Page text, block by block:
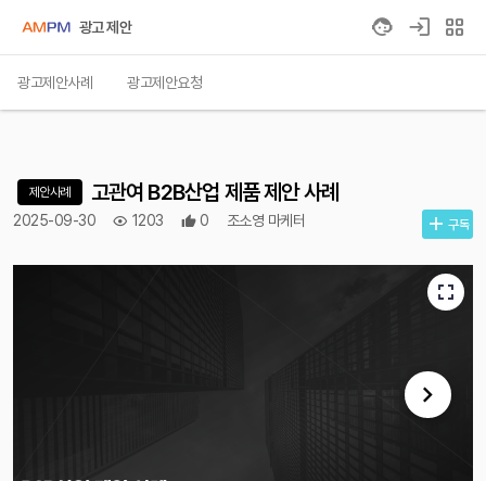
광고 제안 grid_view
광고제안사례 광고제안요청
제안사례 고관여 B2B산업 제품 제안 사례
2025-09-30 1203 0 조소영 마케터 구독